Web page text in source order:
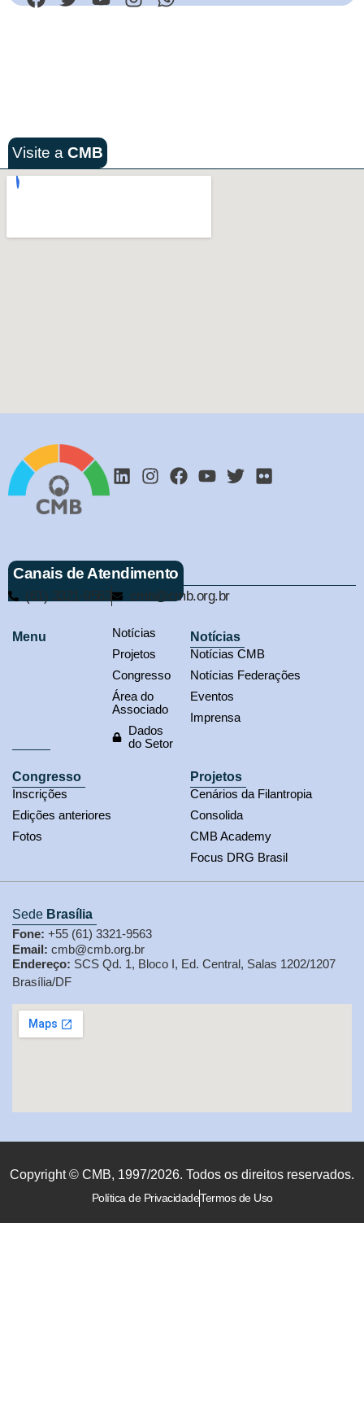
Visite a CMB
Canais de Atendimento
(61) 3321-9563 cmb@cmb.org.br
Menu
Notícias
Projetos
Congresso
Área do
Associado
Dados
do Setor
Notícias
Notícias CMB
Notícias Federações
Eventos
Imprensa
Congresso
Inscrições
Edições anteriores
Fotos
Projetos
Cenários da Filantropia
Consolida
CMB Academy
Focus DRG Brasil
Sede Brasília
Fone: +55 (61) 3321-9563
Email: cmb@cmb.org.br
Endereço: SCS Qd. 1, Bloco I, Ed. Central, Salas 1202/1207
Brasília/DF
Copyright © CMB, 1997/2026. Todos os direitos reservados.
Política de PrivacidadeTermos de Uso